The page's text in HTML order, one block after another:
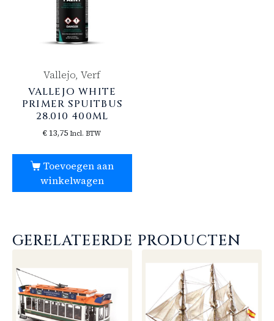
Vallejo, Verf
VALLEJO WHITE
PRIMER SPUITBUS
28.010 400ML
€ 13,75 Incl. BTW
Toevoegen aan
winkelwagen
GERELATEERDE PRODUCTEN